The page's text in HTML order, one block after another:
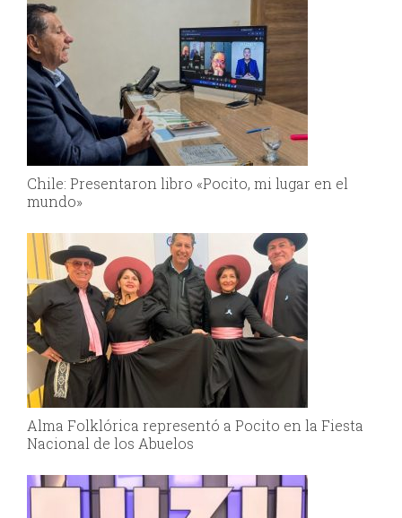
Chile: Presentaron libro «Pocito, mi lugar en el
mundo»
Alma Folklórica representó a Pocito en la Fiesta
Nacional de los Abuelos